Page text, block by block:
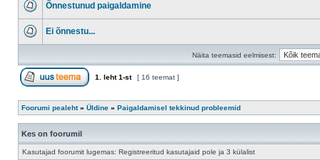
Õnnestunud paigaldamine
Ei õnnestu...
Näita teemasid eelmisest:
1 . leht1-st [ 16 teemat ]
Foorumi pealeht» Üldine » Paigaldamisel tekkinud probleemid
Kes on foorumil
Kasutajad foorumit lugemas: Registreeritud kasutajaid pole ja 3 külalist